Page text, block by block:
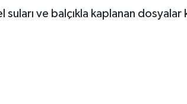
suları ve balçıkla kaplanan